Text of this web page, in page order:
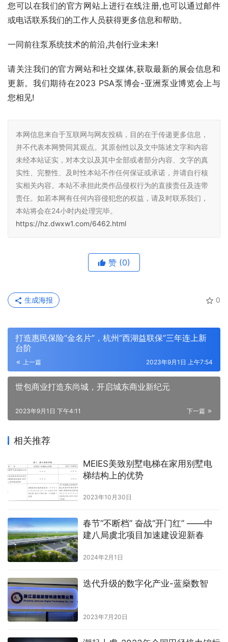
您可以在我们的官方网站上进行在线注册,也可以通过邮件
或电话联系我们的工作人员获得更多信息和帮助。
一同前往泵系统技术的前沿,共创行业未来!
请关注我们的官方网站和社交媒体,获取最新的展会信息和
更新。我们期待在2023 PSA泵博会-亚洲泵业博览会上与
您相见!
本网信息来自于互联网与网友投稿，目的在于传递更多信息，
并不代表本网赞同其观点。其原创性以及文中陈述文字和内容
未经本站证实，对本文以及其中全部或者部分内容、文字的真
实性、完整性、及时性本站不作任何保证或承诺，并请自行核
实相关内容。本站不承担此类作品侵权行为的直接责任及连带
责任。如若本网有任何内容侵犯您的权益，请及时联系我们，
本站将会在24小时内处理完毕。
https://hz.dwxw1.com/6462.html
赞 (0)
0
生成海报
打造惠民保险“金名片”，杭州“西湖益联保”三年连上新
台阶
上一篇 2023年9月1日 上午7:54
世包商业打造东尚城，开启城东商业新纪元
下一篇
2023年9月1日 下午4:11
相关推荐
MEIES美致别墅电梯在家用别墅电
梯结构上的优势
2023年10月30日
春节“不断档” 奋战“开门红” ——中
建八局虞北项目加速建设迎新春
2024年2月1日
迭代升级的数字化产业-蓝燊数智
2023年7月20日